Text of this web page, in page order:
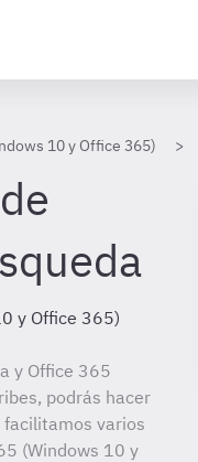
10 y Office 365)
y Office 365)
y Office 365
podrás hacer
facilitamos varios
(Windows 10 y